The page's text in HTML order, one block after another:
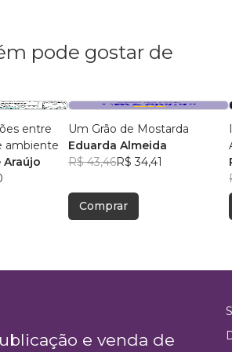
pode gostar de
entre
ambiente
Araújo
Um Grão de Mostarda
Eduarda Almeida
R$ 43,46R$ 34,41
Comprar
e venda de